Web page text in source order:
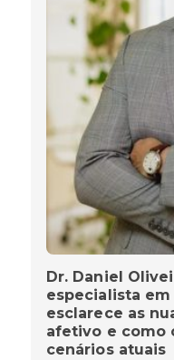
Dr. Daniel
especialista
esclarece as
afetivo e como
cenários atuais